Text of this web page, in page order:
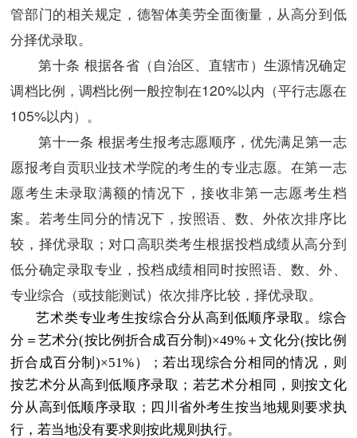
管部门的相关规定，德智体美劳全面衡量，从高分到低
分择优录取。
第十条 根据各省（自治区、直辖市）生源情况确定
调档比例，调档比例一般控制在120%以内（平行志愿在
105%以内）。
第十一条 根据考生报考志愿顺序，优先满足第一志
愿报考自贡职业技术学院的考生的专业志愿。在第一志
愿考生未录取满额的情况下，接收非第一志愿考生档
案。若考生同分的情况下，按照语、数、外依次排序比
较，择优录取；对口高职类考生根据投档成绩从高分到
低分确定录取专业，投档成绩相同时按照语、数、外、
专业综合（或技能测试）依次排序比较，择优录取。
艺术类专业考生按综合分从高到低顺序录取。综合
分＝艺术分(按比例折合成百分制)×49%＋文化分(按比例
折合成百分制)×51%）；若出现综合分相同的情况，则
按艺术分从高到低顺序录取；若艺术分相同，则按文化
分从高到低顺序录取；四川省外考生按当地规则要求执
行，若当地没有要求则按此规则执行。